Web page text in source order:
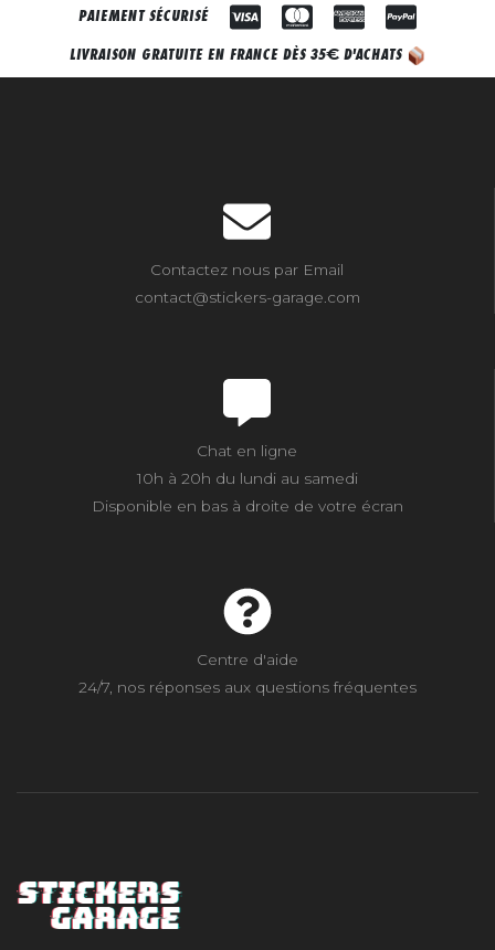
PAIEMENT SÉCURISÉ
LIVRAISON GRATUITE EN FRANCE DÈS 35€ D'ACHATS
Contactez nous par Email
contact@stickers-garage.com
Chat en ligne
10h à 20h du lundi au samedi
Disponible en bas à droite de votre écran
Centre d'aide
24/7, nos réponses aux questions fréquentes